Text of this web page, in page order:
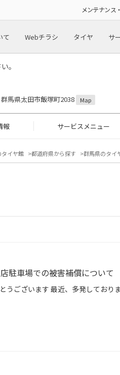
メンテナンス
て Webチラシ タイヤ サ
。
馬県太田市飯塚町2038 Map
報 サービスメニュー
イヤ館 都道府県から探す 群馬県のタイ
駐車場での被害補償について